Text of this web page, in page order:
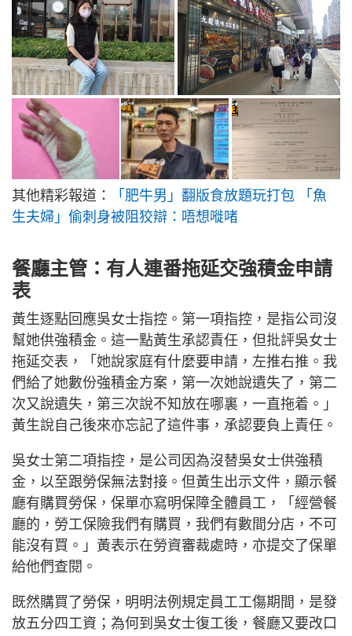
其他精彩報道：
「肥牛男」翻版食放題玩打包 「魚
生夫婦」偷刺身被阻狡辯：唔想嘥啫
餐廳主管：有人連番拖延交強積金申請
表
黃生逐點回應吳女士指控。第一項指控，是指公司沒
幫她供強積金。這一點黃生承認責任，但批評吳女士
拖延交表，「她說家庭有什麼要申請，左推右推。我
們給了她數份強積金方案，第一次她說遺失了，第二
次又說遺失，第三次說不知放在哪裏，一直拖着。」
黃生說自己後來亦忘記了這件事，承認要負上責任。
吳女士第二項指控，是公司因為沒替吳女士供強積
金，以至跟勞保無法對接。但黃生出示文件，顯示餐
廳有購買勞保，保單亦寫明保障全體員工，「經營餐
廳的，勞工保險我們有購買，我們有數間分店，不可
能沒有買。」黃表示在勞資審裁處時，亦提交了保單
給他們查閱。
既然購買了勞保，明明法例規定員工工傷期間，是發
放五分四工資；為何到吳女士復工後，餐廳又要改口